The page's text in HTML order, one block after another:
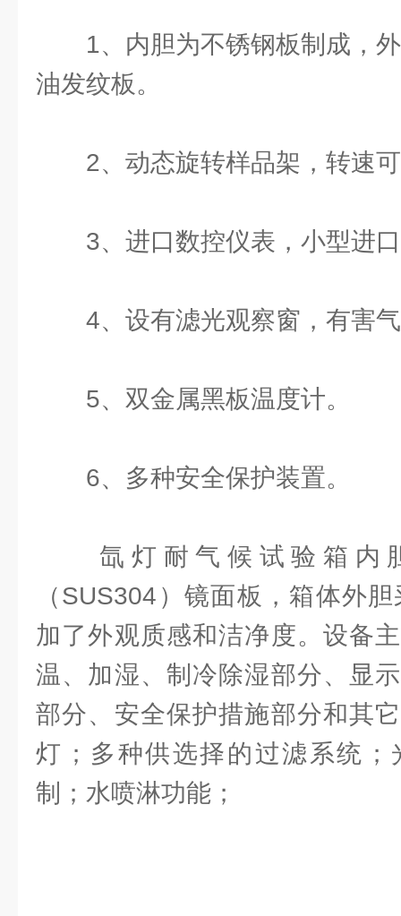
1、内胆为不锈钢板制成，外
油发纹板。
2、动态旋转样品架，转速
3、进口数控仪表，小型进口
4、设有滤光观察窗，有害气
5、双金属黑板温度计。
6、多种安全保护装置。
氙灯耐气候试验箱内
（SUS304）镜面板，箱体外
加了外观质感和洁净度。设备
温、加湿、制冷除湿部分、显
部分、安全保护措施部分和其
灯；多种供选择的过滤系统；
制；水喷淋功能；